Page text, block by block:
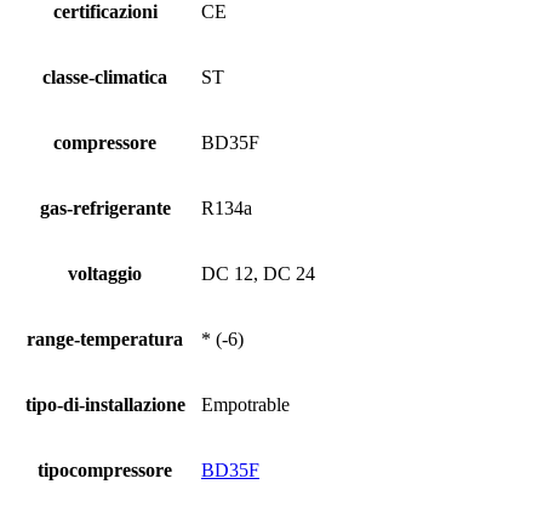
certificazioni CE
classe-climatica ST
compressore BD35F
gas-refrigerante R134a
voltaggio DC 12, DC 24
range-temperatura * (-6)
tipo-di-installazione Empotrable
tipocompressore BD35F